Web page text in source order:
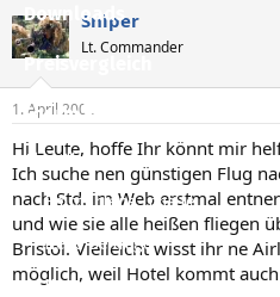
Downloads
Preisvergleich
Forum
Aktuelles
Empfohlene Inhalte
Neue Beiträge
Neueste Aktivitäten
s
t
e
l
e
s
t
e
t
a
Sniper
Lt. Commander
1. April 2004
Hi Leute, hoffe Ihr könnt mir
Ich suche nen günstigen Flug
nach Std. im Web erstmal
und wie sie alle heißen fliegen
Bristol. Vielleicht wisst ihr ne
möglich, weil Hotel kommt